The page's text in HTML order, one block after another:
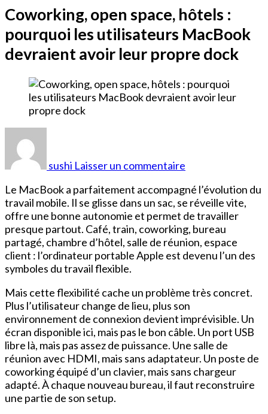
Coworking, open space, hôtels :
pourquoi les utilisateurs MacBook
devraient avoir leur propre dock
sushi Laisser un commentaire
space,
hôtels
:
pourquoi
les
utilisateurs
MacBook
leur
propre
dock
Le MacBook a parfaitement accompagné l’évolution du
travail mobile. Il se glisse dans un sac, se réveille vite,
offre une bonne autonomie et permet de travailler
presque partout. Café, train, coworking, bureau
partagé, chambre d’hôtel, salle de réunion, espace
client : l’ordinateur portable Apple est devenu l’un des
symboles du travail flexible.
Mais cette flexibilité cache un problème très concret.
Plus l’utilisateur change de lieu, plus son
environnement de connexion devient imprévisible. Un
écran disponible ici, mais pas le bon câble. Un port USB
libre là, mais pas assez de puissance. Une salle de
réunion avec HDMI, mais sans adaptateur. Un poste de
coworking équipé d’un clavier, mais sans chargeur
adapté. À chaque nouveau bureau, il faut reconstruire
une partie de son setup.